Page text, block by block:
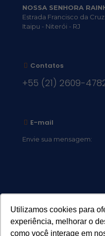
Utilizamos cookies para
experiência, melhorar o
como você interage em
NOSSA SENHORA
Estrada Francisco da
Itaipu - Niterói - RJ
Contatos
+55 (21) 2609-
E-mail
Envie sua mensagem: